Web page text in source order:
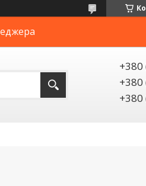
+380
+380
+380